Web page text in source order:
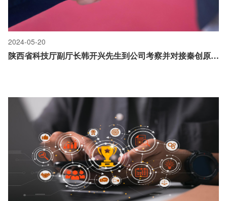
2024-05-20
陕西省科技厅副厅长韩开兴先生到公司考察并对接秦创原建设工作